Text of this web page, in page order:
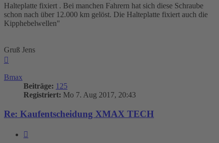
Halteplatte fixiert . Bei manchen Fahrern hat sich diese Schraube
schon nach über 12.000 km gelöst. Die Halteplatte fixiert auch die
Kipphebelwellen"
Gruß Jens
Bmax
Beiträge: 125
Registriert: Mo 7. Aug 2017, 20:43
Re: Kaufentscheidung XMAX TECH